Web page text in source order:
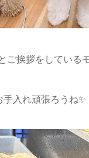
ご挨拶をしている
入れ頑張ろうね✨